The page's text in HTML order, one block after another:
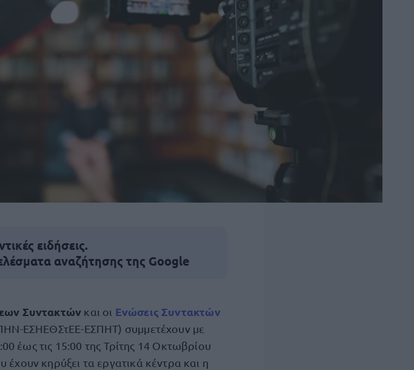
ειδήσεις.
αναζήτησης της Google
Συντακτών και οι Ενώσεις Συντακτών
ΕΣΗΕΘΣτΕΕ-ΕΣΠΗΤ) συμμετέχουν με
έως τις 15:00 της Τρίτης 14 Οκτωβρίου
κηρύξει τα εργατικά κέντρα και η